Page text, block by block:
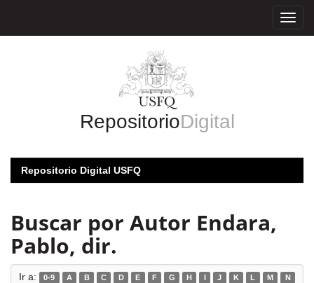
RepositorioDigital
Repositorio Digital USFQ
Buscar por Autor Endara,
Pablo, dir.
Ir a: 0-9 A B C D E F G H I J K L M
N